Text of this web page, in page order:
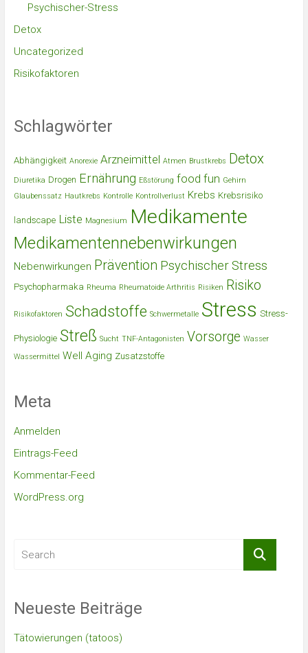
Psychischer-Stress
Detox
Uncategorized
Risikofaktoren
Schlagwörter
Abhängigkeit Anorexie Arzneimittel Atmen Brustkrebs Detox
Diuretika Drogen Ernährung Eßstörung food fun Gehirn
Glaubenssatz Hautkrebs Kontrolle Kontrollverlust Krebs Krebsrisiko
landscape Liste Magnesium Medikamente
Medikamentennebenwirkungen
Nebenwirkungen Prävention Psychischer Stress
Psychopharmaka Rheuma Rheumatoide Arthritis Risiken Risiko
Risikofaktoren Schadstoffe Schwermetalle Stress Stress-
Physiologie Streß Sucht TNF-Antagonisten Vorsorge Wasser
Wassermittel Well Aging Zusatzstoffe
Meta
Anmelden
Eintrags-Feed
Kommentar-Feed
WordPress.org
Neueste Beiträge
Tätowierungen (tatoos)